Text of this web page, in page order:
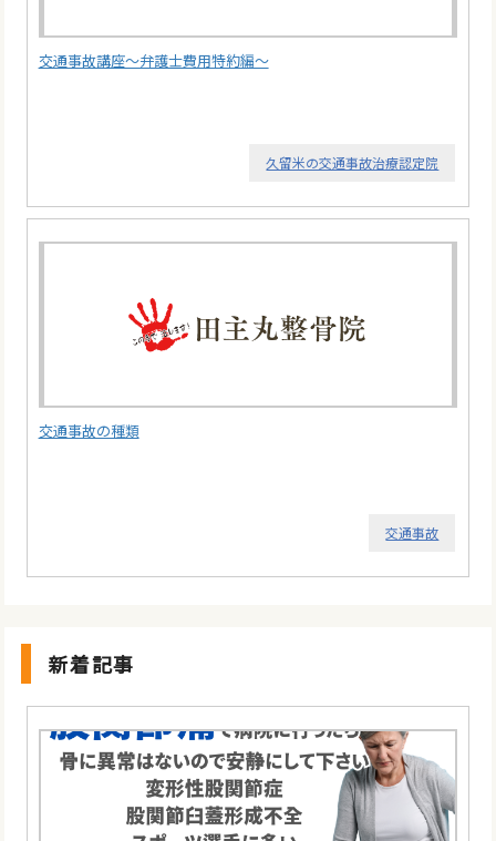
交通事故講座～弁護士費用特約編～
久留米の交通事故治療認定院
交通事故の種類
交通事故
新着記事